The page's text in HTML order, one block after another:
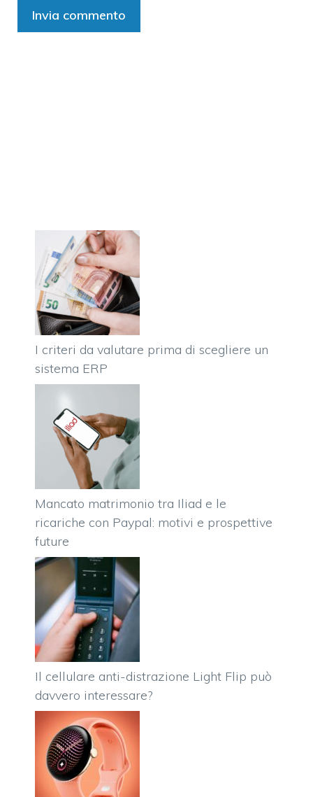
I criteri da valutare prima di scegliere un
sistema ERP
Mancato matrimonio tra Iliad e le
ricariche con Paypal: motivi e prospettive
future
Il cellulare anti-distrazione Light Flip può
davvero interessare?